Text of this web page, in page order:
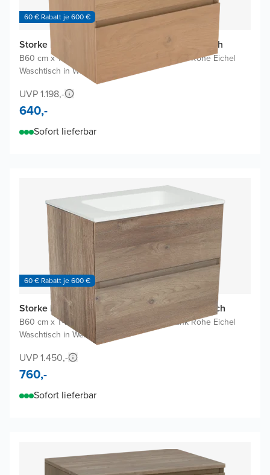
60 € Rabatt je 600 €
Storke Edge Badmöbel Set mit Diva Waschtisch
B60 cm x T40 cm Waschbeckenunterschrank Rohe Eiche|
Waschtisch in Weiß
UVP 1.198,-
640,-
Sofort lieferbar
60 € Rabatt je 600 €
Storke Edge Badmöbel Set mit Mata Waschtisch
B60 cm x T40 cm | Waschbeckenunterschrank Rohe Eiche|
Waschtisch in Weiß
UVP 1.450,-
760,-
Sofort lieferbar